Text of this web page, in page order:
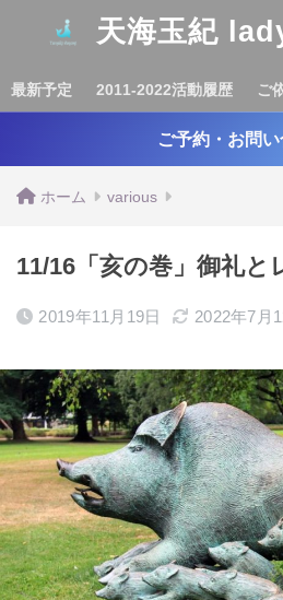
天海玉紀
最新予定 2011-2022活動履歴 ご
ご予約・お問
ホーム various
11/16「亥の巻」御礼と
2019年11月19日 2022年7月